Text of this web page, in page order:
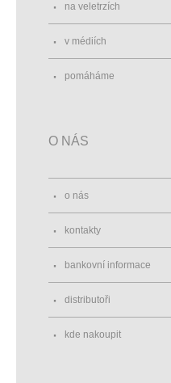
na veletrzích
v médiích
pomáháme
O NÁS
o nás
kontakty
bankovní informace
distributoři
kde nakoupit